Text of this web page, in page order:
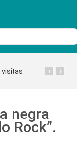
visitas ›
‹
negra
Rock”.